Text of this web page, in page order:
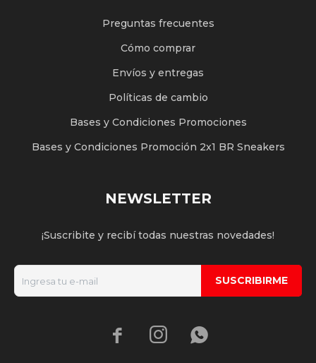
Preguntas frecuentes
Cómo comprar
Envíos y entregas
Políticas de cambio
Bases y Condiciones Promociones
Bases y Condiciones Promoción 2x1 BR Sneakers
NEWSLETTER
¡Suscribite y recibí todas nuestras novedades!
SUSCRIBIRME
  